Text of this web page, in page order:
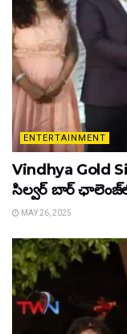
ENTERTAINMENT
Vindhya Gold
సిల్వర్ బార్
MAY 26, 2025